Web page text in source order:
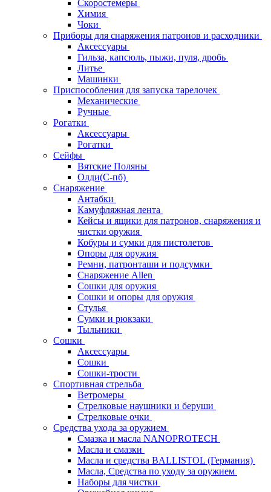
Скоростемеры
Химия
Чоки
Приборы для снаряжения патронов и расходники
Аксессуары
Гильза, капсюль, пыжи, пуля, дробь
Литье
Машинки
Приспособления для запуска тарелочек
Механические
Ручные
Рогатки
Аксессуары
Рогатки
Сейфы
Вятские Поляны
Олди(С-пб)
Снаряжение
Антабки
Камуфляжная лента
Кейсы и ящики для патронов, снаряжения и
чистки оружия
Кобуры и сумки для пистолетов
Опоры для оружия
Ремни, патронташи и подсумки
Снаряжение Allen
Сошки для оружия
Сошки и опоры для оружия
Стулья
Сумки и рюкзаки
Тыльники
Сошки
Аксессуары
Сошки
Сошки-трости
Спортивная стрельба
Ветромеры
Стрелковые наушники и беруши
Стрелковые очки
Средства ухода за оружием
Смазка и масла NANOPROTECH
Масла и смазки
Масла и средства BALLISTOL (Германия)
Масла, Средства по уходу за оружием
Наборы для чистки